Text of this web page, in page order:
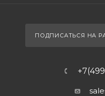
ПОДПИСАТЬСЯ НА